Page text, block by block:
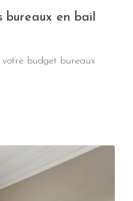
en bail
votre budget bureaux